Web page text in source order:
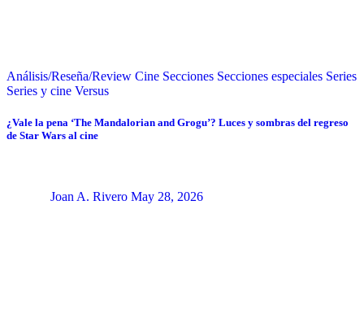
Análisis/Reseña/Review Cine Secciones Secciones especiales Series
Series y cine Versus
¿Vale la pena ‘The Mandalorian and Grogu’? Luces y sombras del regreso
de Star Wars al cine
Joan A. Rivero May 28, 2026